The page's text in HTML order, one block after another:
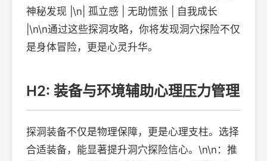
神秘发现 |\n| 孤立感 | 无助慌张 | 自我成长
|\n\n通过这些探洞攻略，你将发现洞穴探险不仅
是身体冒险，更是心灵升华。
H2: 装备与环境辅助心理压力管理
探洞装备不仅是物理保障，更是心理支柱。选择
合适装备，能显著提升洞穴探险信心。\n\n：推